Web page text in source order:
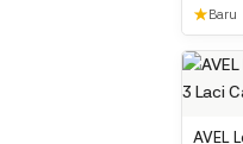
★ Baru
AVEL